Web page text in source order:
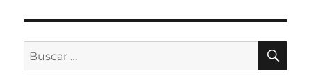
Buscar
por: